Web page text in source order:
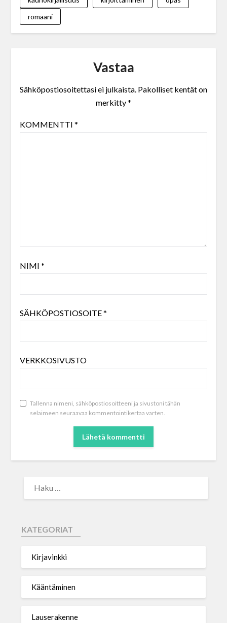
romaani
Vastaa
Sähköpostiosoitettasi ei julkaista. Pakolliset kentät on
merkitty*
KOMMENTTI *
NIMI *
SÄHKÖPOSTIOSOITE*
VERKKOSIVUSTO
Tallenna nimeni, sähköpostiosoitteeni ja sivustoni tähän
selaimeen seuraavaa kommentointikertaa varten.
KATEGORIAT
Kirjavinkki
Kääntäminen
Lauserakenne